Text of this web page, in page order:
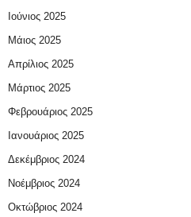
Ιούνιος 2025
Μάιος 2025
Απρίλιος 2025
Μάρτιος 2025
Φεβρουάριος 2025
Ιανουάριος 2025
Δεκέμβριος 2024
Νοέμβριος 2024
Οκτώβριος 2024